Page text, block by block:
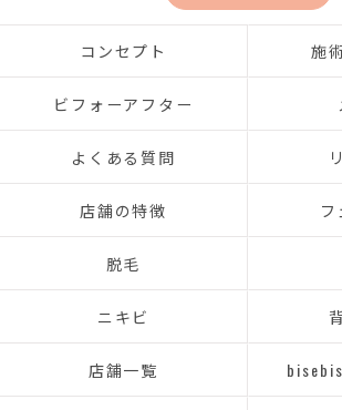
コンセプト 施
ビフォーアフター
よくある質問
店舗の特徴
脱毛
ニキビ
店舗一覧